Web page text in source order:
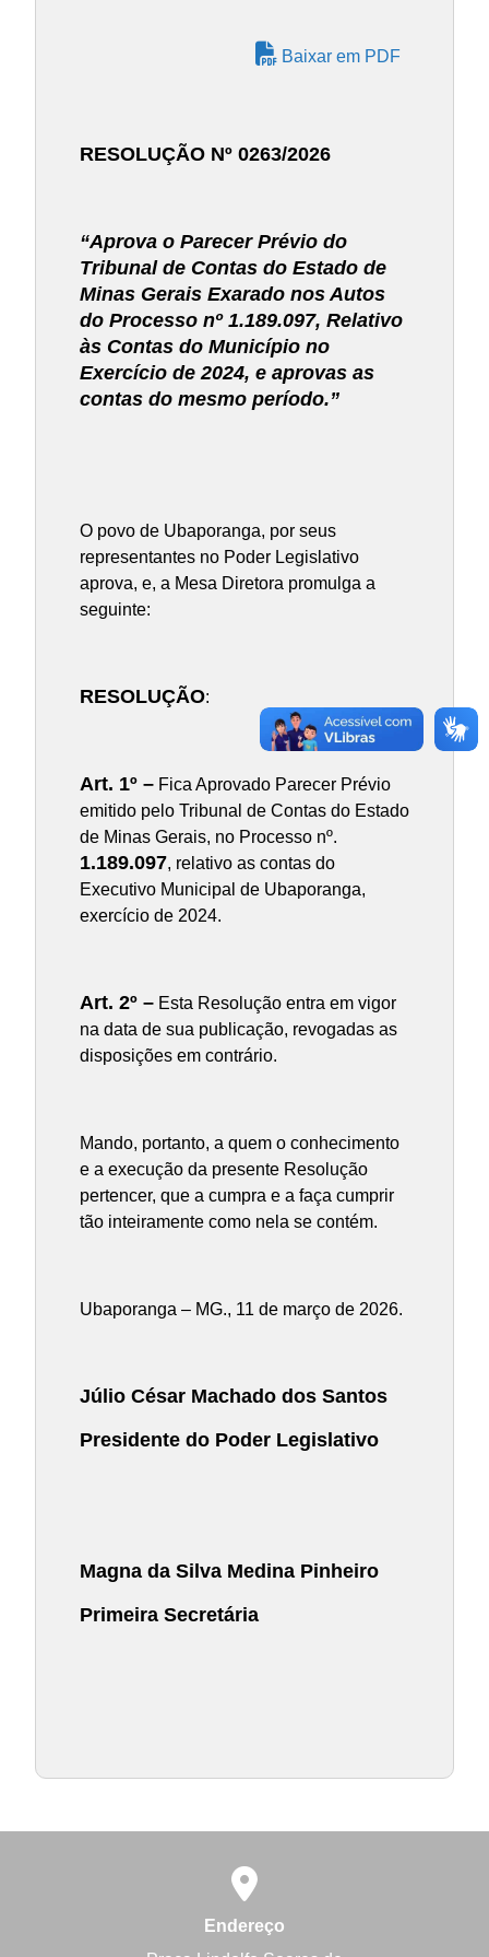
Baixar em PDF
RESOLUÇÃO Nº 0263/2026
“Aprova o Parecer Prévio do
Tribunal de Contas do Estado de
Minas Gerais Exarado nos Autos
do Processo nº 1.189.097, Relativo
às Contas do Município no
Exercício de 2024, e aprovas as
contas do mesmo período.”
O povo de Ubaporanga, por seus
representantes no Poder Legislativo
aprova, e, a Mesa Diretora promulga a
seguinte:
RESOLUÇÃO:
Art. 1º – Fica Aprovado Parecer Prévio
emitido pelo Tribunal de Contas do Estado
de Minas Gerais, no Processo nº.
1.189.097, relativo as contas do
Executivo Municipal de Ubaporanga,
exercício de 2024.
Art. 2º – Esta Resolução entra em vigor
na data de sua publicação, revogadas as
disposições em contrário.
Mando, portanto, a quem o conhecimento
e a execução da presente Resolução
pertencer, que a cumpra e a faça cumprir
tão inteiramente como nela se contém.
Ubaporanga – MG., 11 de março de 2026.
Júlio César Machado dos Santos
Presidente do Poder Legislativo
Magna da Silva Medina Pinheiro
Primeira Secretária
Endereço